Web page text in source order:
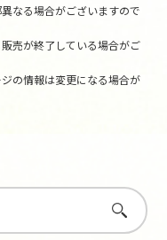
なる場合がございますので
売が終了している場合がご
の情報は変更になる場合が
さがす